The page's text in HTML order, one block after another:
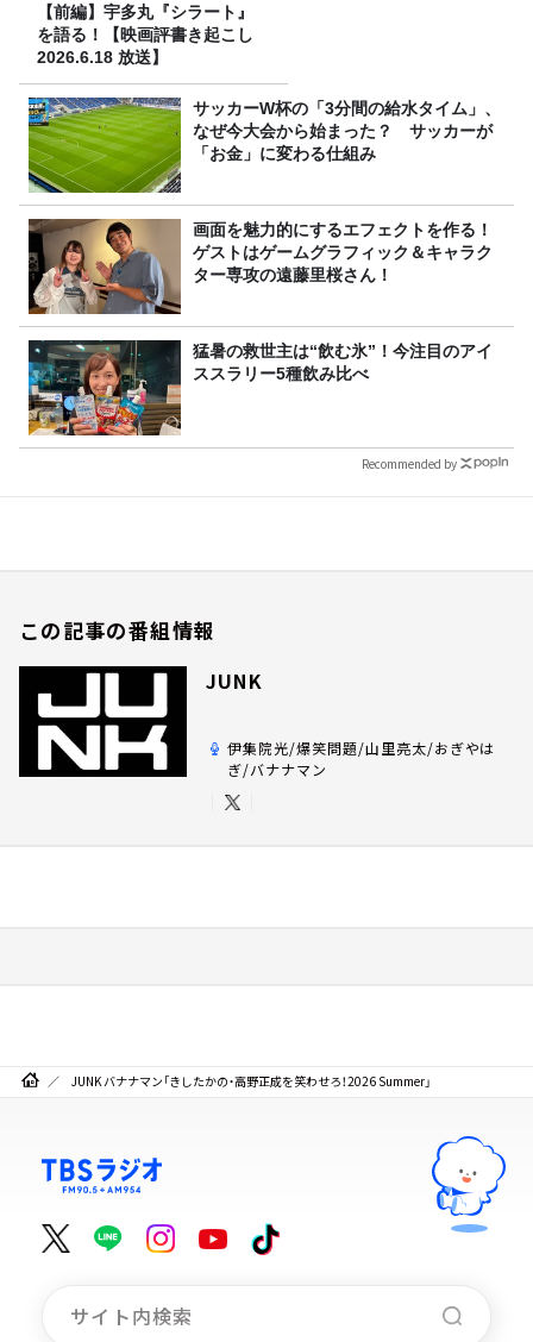
【前編】宇多丸『シラート』
を語る！【映画評書き起こし
2026.6.18 放送】
サッカーW杯の「3分間の給水タイム」、
なぜ今大会から始まった？ サッカーが
「お金」に変わる仕組み
画面を魅力的にするエフェクトを作る！
ゲストはゲームグラフィック＆キャラク
ター専攻の遠藤里桜さん！
猛暑の救世主は“飲む氷”！今注目のアイ
ススラリー5種飲み比べ
Recommended by
この記事の番組情報
JUNK
伊集院光/爆笑問題/山里亮太/おぎやは
ぎ/バナナマン
JUNK バナナマン「きしたかの・高野正成を笑わせろ！2026 Summer」